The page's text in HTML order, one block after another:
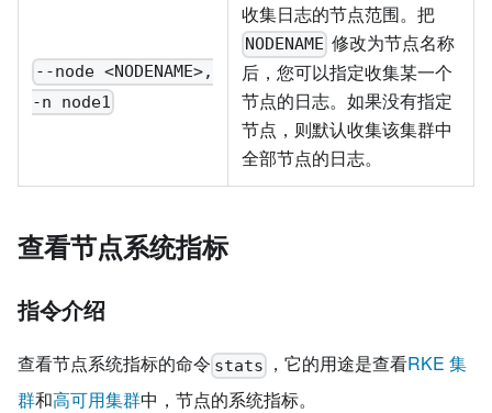
--node <NODENAME>,
-n node1
收集日志的节点范围。把
NODENAME 修改为节点名称
后，您可以指定收集某一个
节点的日志。如果没有指定
节点，则默认收集该集群中
全部节点的日志。
查看节点系统指标
指令介绍
查看节点系统指标的命令 stats ，它的用途是查看RKE 集
群和高可用集群中，节点的系统指标。